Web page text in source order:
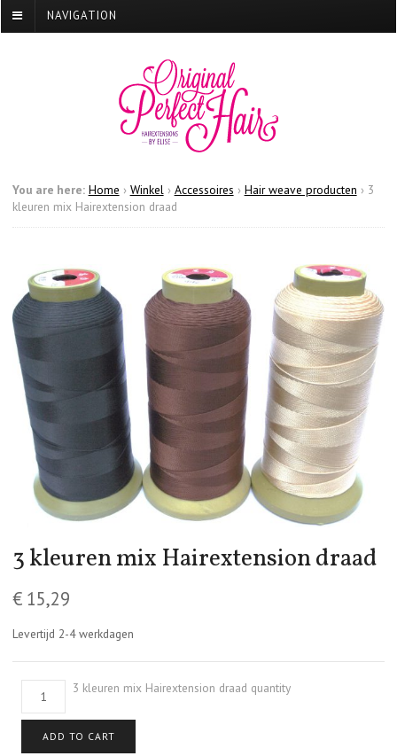
NAVIGATION
You are here: Home › Winkel › Accessoires › Hair weave producten › 3
kleuren mix Hairextension draad
3 kleuren mix Hairextension draad
€15,29
Levertijd 2-4 werkdagen
3 kleuren mix Hairextension draad quantity
ADD TO CART